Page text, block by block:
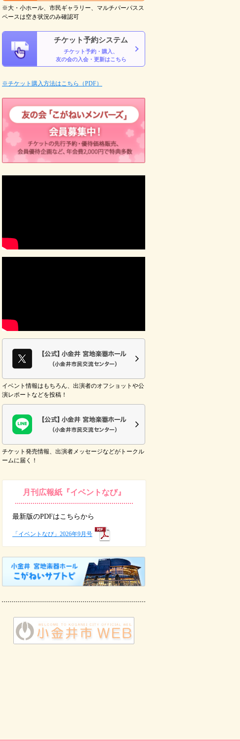
※大・小ホール、市民ギャラリー、マルチパーパスス
ペースは空き状況のみ確認可
チケット予約システム
チケット予約・購入、
友の会の入会・更新はこちら
※チケット購入方法はこちら（PDF）
イベント情報はもちろん、出演者のオフショットや公
演レポートなどを投稿！
チケット発売情報、出演者メッセージなどがトークル
ームに届く！
月刊広報紙『イベントなび』
最新版のPDFはこちらから
「イベントなび」2026年9月号